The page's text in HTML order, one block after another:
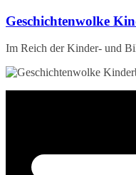
Zum
springen
Geschichtenwolke
Im Reich der Kinder- und